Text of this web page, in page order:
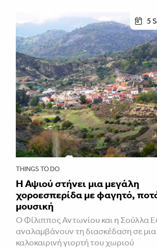
5
THINGS TO DO
Η Αψιού στήνει μια μεγάλη
χοροεσπερίδα με φαγητό,
μουσική
Ο Φίλιππος Αντωνίου και η Σούλλα
αναλαμβάνουν τη διασκέδαση σε
καλοκαιρινή γιορτή του χωριού